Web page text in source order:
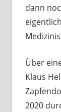
dann
Über
Klaus
2020